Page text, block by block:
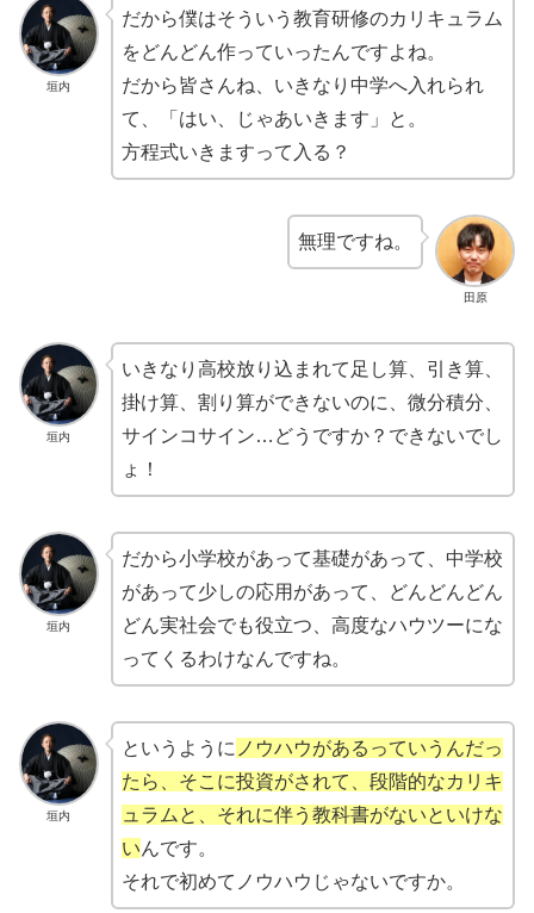
垣内
だから僕はそういう教育研修のカリキュラム
をどんどん作っていったんですよね。
だから皆さんね、いきなり中学へ入れられ
て、「はい、じゃあいきます」と。
方程式いきますって入る？
田原
無理ですね。
垣内
いきなり高校放り込まれて足し算、引き算、
掛け算、割り算ができないのに、微分積分、
サインコサイン…どうですか？できないでし
ょ！
垣内
だから小学校があって基礎があって、中学校
があって少しの応用があって、どんどんどん
どん実社会でも役立つ、高度なハウツーにな
ってくるわけなんですね。
垣内
というように ノウハウがあるっていうんだっ
たら、そこに投資がされて、段階的なカリキ
ュラムと、それに伴う教科書がないといけな
いんです。
それで初めてノウハウじゃないですか。